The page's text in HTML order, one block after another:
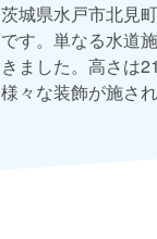
茨城県水戸市北見
です。単なる水道
きました。高さは
様々な装飾が施さ